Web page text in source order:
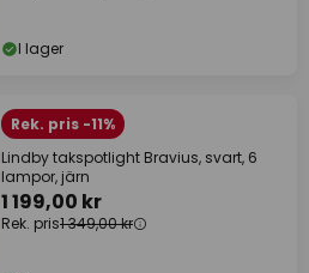
I lager
Rek. pris -11%
Lindby takspotlight Bravius, svart, 6
lampor, järn
1 199,00 kr
Rek. pris1 349,00 kr